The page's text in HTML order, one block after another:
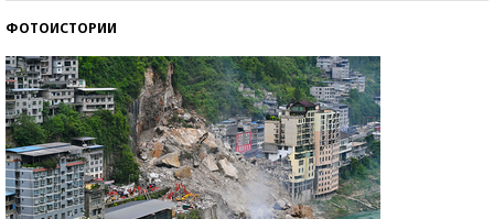
ФОТОИСТОРИИ